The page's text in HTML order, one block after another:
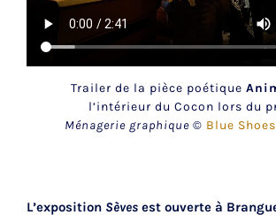
Trailer de la pièce poétique
l’intérieur du Cocon lors du
Ménagerie graphique © Blue
L’exposition Sèves est ouverte à